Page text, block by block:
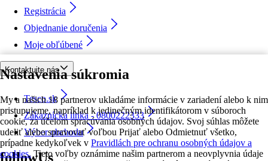
Nastavenia súkromia
My a našich 18 partnerov ukladáme informácie v zariadení alebo k nim
pristupujeme, napríklad k jedinečným identifikátorom v súboroch
cookie, za účelom spracúvania osobných údajov. Svoj súhlas môžete
udeliť alebo spravovať voľbou Prijať alebo Odmietnuť všetko,
prípadne kedykoľvek v Pravidlách pre ochranu osobných údajov a
cookies. Tieto voľby oznámime našim partnerom a neovplyvnia údaje
Registrácia
Objednanie doručenia
Moje obľúbené
Kontaktujte nás
Tesco.sk
Zákaznícka linka - 0800222333
Výber obchodu
followUs